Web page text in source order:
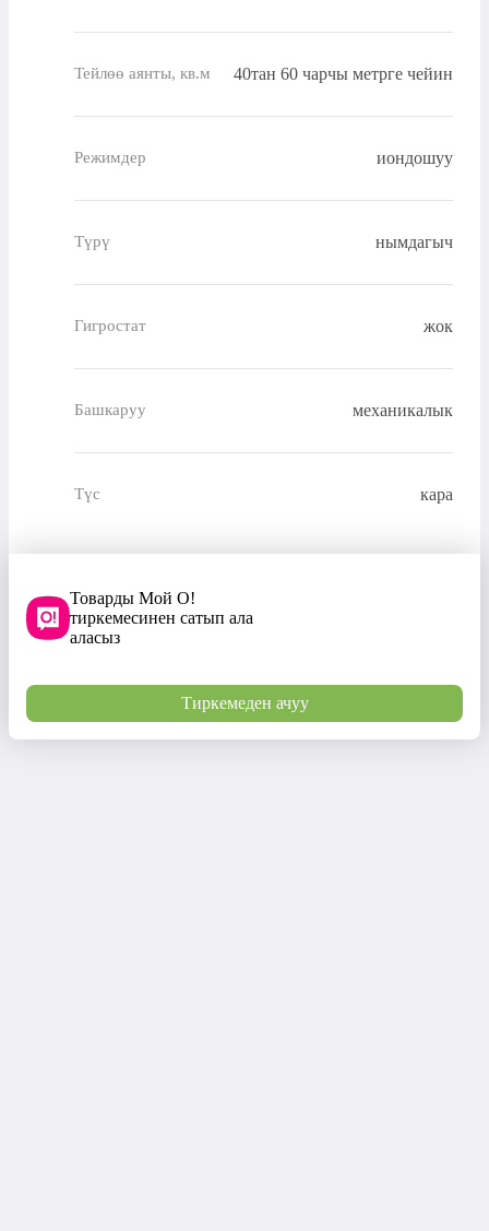
Тейлөө аянты, кв.м 40тан 60 чарчы метрге чейин
Режимдер иондошуу
Түрү нымдагыч
Гигростат жок
Башкаруу механикалык
Түс кара
Товарды Мой О!
тиркемесинен сатып ала
аласыз
Тиркемеден ачуу